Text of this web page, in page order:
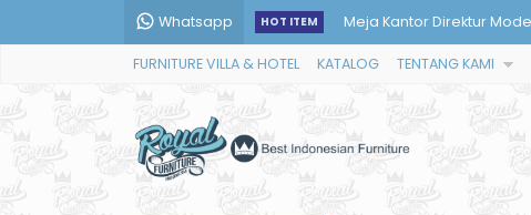
Whatsapp HOT ITEM Meja Kerja Minimalis
Meja Rias Minimalis
Kursi Sofa Tamu Mewah
FURNITURE VILLA & HOTEL KATALOG TENTANG KAMI